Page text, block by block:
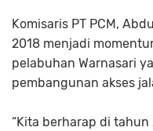
Komisaris PT PCM,
2018 menjadi
pelabuhan Warnasari
pembangunan akses
“Kita berharap di